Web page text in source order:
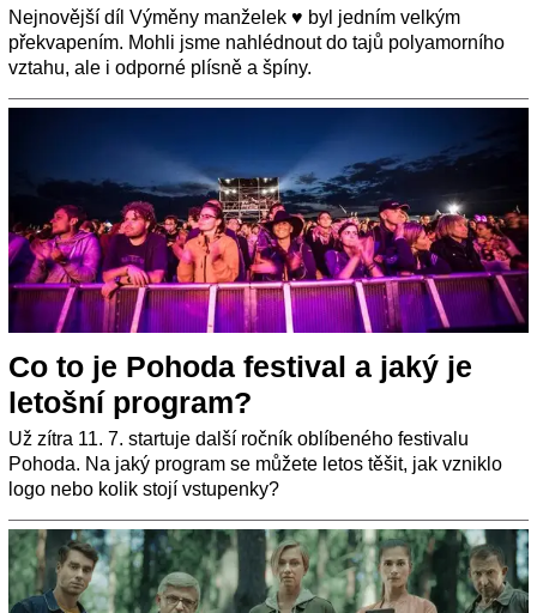
Nejnovější díl Výměny manželek ♥️ byl jedním velkým
překvapením. Mohli jsme nahlédnout do tajů polyamorního
vztahu, ale i odporné plísně a špíny.
Co to je Pohoda festival a jaký je
letošní program?
Už zítra 11. 7. startuje další ročník oblíbeného festivalu
Pohoda. Na jaký program se můžete letos těšit, jak vzniklo
logo nebo kolik stojí vstupenky?